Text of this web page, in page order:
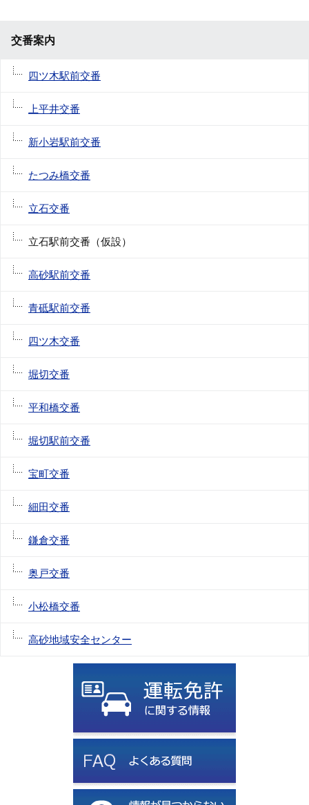
交番案内
四ツ木駅前交番
上平井交番
新小岩駅前交番
たつみ橋交番
立石交番
立石駅前交番（仮設）
高砂駅前交番
青砥駅前交番
四ツ木交番
堀切交番
平和橋交番
堀切駅前交番
宝町交番
細田交番
鎌倉交番
奥戸交番
小松橋交番
高砂地域安全センター